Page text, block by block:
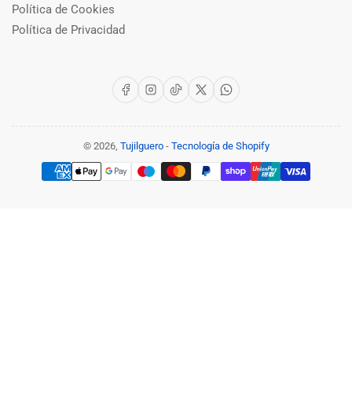
Política de Cookies
Política de Privacidad
FacebookInstagram
TikTok
X WhatsApp
© 2026, Tujilguero- Tecnología de Shopify
Modalidades
de